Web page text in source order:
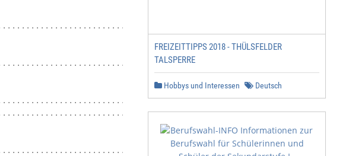
FREIZEITTIPPS 2018 - THÜLSFELDER
TALSPERRE
Hobbys und Interessen Deutsch